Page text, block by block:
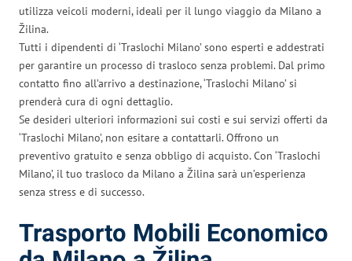
utilizza veicoli moderni, ideali per il lungo viaggio da Milano a
Žilina.
Tutti i dipendenti di ‘Traslochi Milano’ sono esperti e addestrati
per garantire un processo di trasloco senza problemi. Dal primo
contatto fino all’arrivo a destinazione, ‘Traslochi Milano’ si
prenderà cura di ogni dettaglio.
Se desideri ulteriori informazioni sui costi e sui servizi offerti da
‘Traslochi Milano’, non esitare a contattarli. Offrono un
preventivo gratuito e senza obbligo di acquisto. Con ‘Traslochi
Milano’, il tuo trasloco da Milano a Žilina sarà un’esperienza
senza stress e di successo.
Trasporto Mobili Economico